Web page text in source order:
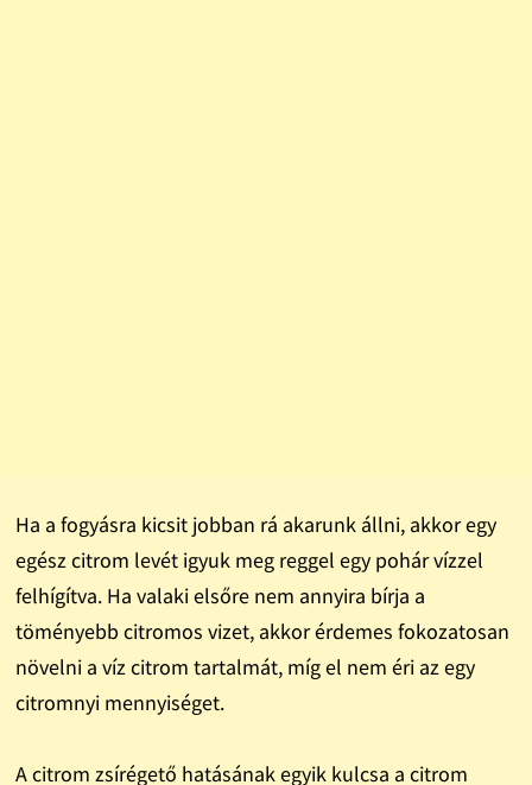
Ha a fogyásra kicsit jobban rá akarunk állni, akkor egy
egész citrom levét igyuk meg reggel egy pohár vízzel
felhígítva. Ha valaki elsőre nem annyira bírja a
töményebb citromos vizet, akkor érdemes fokozatosan
növelni a víz citrom tartalmát, míg el nem éri az egy
citromnyi mennyiséget.
A citrom zsírégető hatásának egyik kulcsa a citrom